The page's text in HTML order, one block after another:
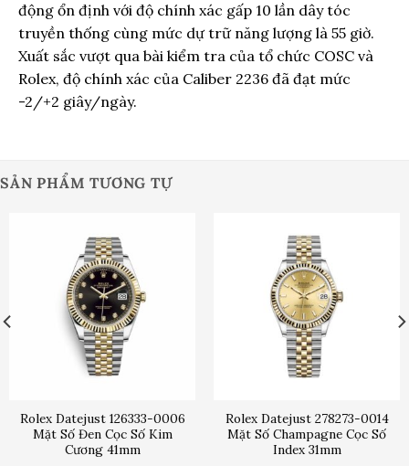
động ổn định với độ chính xác gấp 10 lần dây tóc
truyền thống cùng mức dự trữ năng lượng là 55 giờ.
Xuất sắc vượt qua bài kiểm tra của tổ chức COSC và
Rolex, độ chính xác của Caliber 2236 đã đạt mức
-2/+2 giây/ngày.
SẢN PHẨM TƯƠNG TỰ
Rolex Datejust 126333-0006
Mặt Số Đen Cọc Số Kim
Cương 41mm
Rolex Datejust 278273-0014
Mặt Số Champagne Cọc Số
Index 31mm